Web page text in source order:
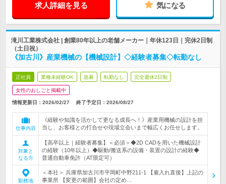
求人詳細を見る 気になる
滝川工業株式会社 | 創業80年以上の老舗メーカー｜年休123日｜完休2日制
（土日祝）
《加古川》産業機械の【機械設計】◇経験者募集◇転勤なし
正社員 業種未経験OK 急募 転勤なし 完全週休2日制
女性のおしごと掲載中
情報更新日：2026/02/27 終了予定日： 2026/08/27
仕事内容
《経験や知識を活かして更なる成長へ！》産業用機械の設計を担
当し、お客様との打合せや現場立会いまで幅広くお任せします。
対象と
なる方
【高卒以上｜経験者募集】＜必須＞◆2D CADを用いた機械設計
の経験（10年以上）◆駆動/搬送系の設備・装置の設計の経験◆
普通自動車免許（AT限定可）
勤務地
＜本社＞ 兵庫県加古川市平岡町中野211-1 【雇入れ直後】上記の
事業所 【変更の範囲】会社の定め…